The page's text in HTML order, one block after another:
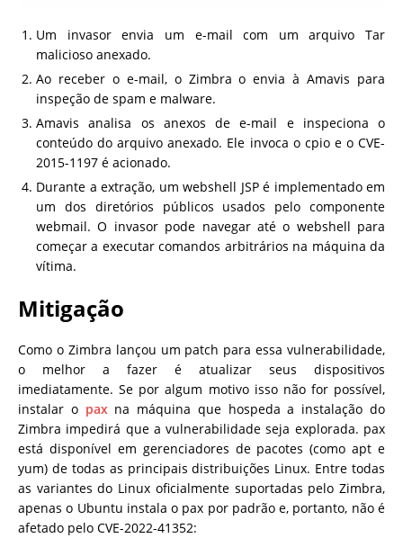
Um invasor envia um e-mail com um arquivo Tar
malicioso anexado.
Ao receber o e-mail, o Zimbra o envia à Amavis para
inspeção de spam e malware.
Amavis analisa os anexos de e-mail e inspeciona o
conteúdo do arquivo anexado. Ele invoca o cpio e o CVE-
2015-1197 é acionado.
Durante a extração, um webshell JSP é implementado em
um dos diretórios públicos usados ​​pelo componente
webmail. O invasor pode navegar até o webshell para
começar a executar comandos arbitrários na máquina da
vítima.
Mitigação
Como o Zimbra lançou um patch para essa vulnerabilidade,
o melhor a fazer é atualizar seus dispositivos
imediatamente. Se por algum motivo isso não for possível,
instalar o paxna máquina que hospeda a instalação do
Zimbra impedirá que a vulnerabilidade seja explorada. pax
está disponível em gerenciadores de pacotes (como apt e
yum) de todas as principais distribuições Linux. Entre todas
as variantes do Linux oficialmente suportadas pelo Zimbra,
apenas o Ubuntu instala o pax por padrão e, portanto, não é
afetado pelo CVE-2022-41352: